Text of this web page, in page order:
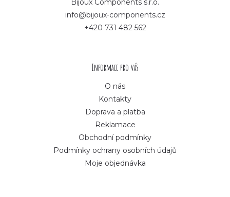
Bijoux Components s.r.o.
info@bijoux-components.cz
+420 731 482 562
Informace pro vás
O nás
Kontakty
Doprava a platba
Reklamace
Obchodní podmínky
Podmínky ochrany osobních údajů
Moje objednávka